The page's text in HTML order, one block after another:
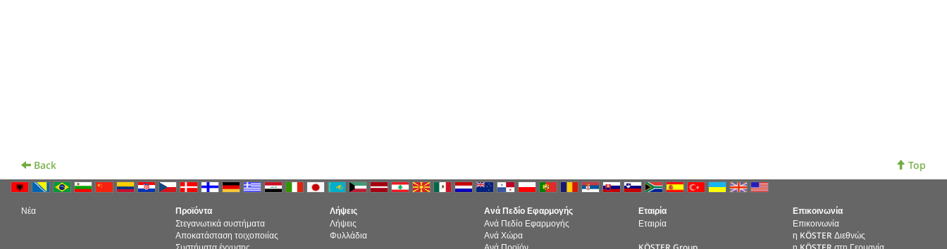
Back Top
Νέα
Προϊόντα
Στεγανωτικά συστήματα
Αποκατάσταση τοιχοποιίας
Λήψεις
Λήψεις
Φυλλάδια
Ανά Πεδίο Εφαρμογής
Ανά Πεδίο Εφαρμογής
Ανά Χώρα
Εταιρία
Εταιρία
Επικοινωνία
Επικοινωνία
η KÖSTER Διεθνώς